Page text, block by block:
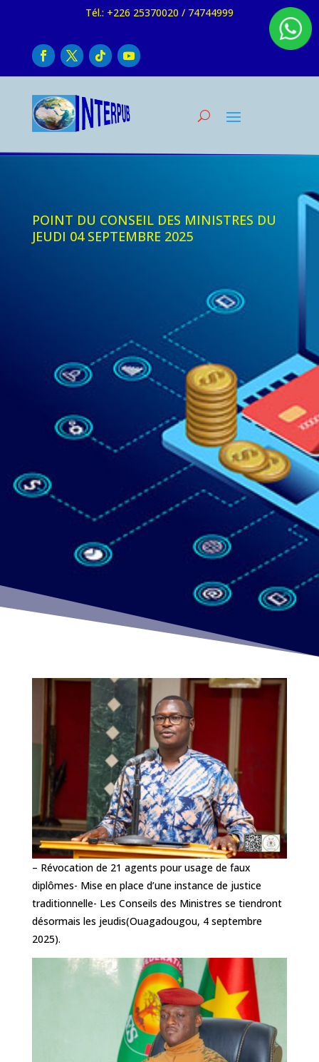
Tél.: +226 25370020 / 74744999
POINT DU CONSEIL DES MINISTRES DU
JEUDI 04 SEPTEMBRE 2025
– Révocation de 21 agents pour usage de faux
diplômes- Mise en place d’une instance de justice
traditionnelle- Les Conseils des Ministres se tiendront
désormais les jeudis(Ouagadougou, 4 septembre
2025).